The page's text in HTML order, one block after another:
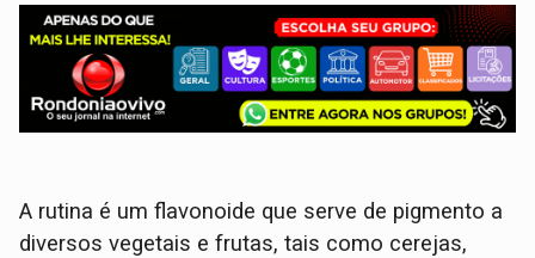
A rutina é um flavonoide que serve de pigmento a
diversos vegetais e frutas, tais como cerejas,